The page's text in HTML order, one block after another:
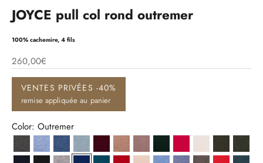
JOYCE pull col rond outremer
100% cachemire, 4 fils
260,00€
VENTES PRIVÉES -40%
remise appliquée au panier
Color: Outremer
Anthracite Chiné
Bleu Ciel Chiné
Bleu Denim
Bleu Gris Chiné
BordeauxCamel Chiné
CuivreCyprèsFuchsiaIvoireKaki Kaki